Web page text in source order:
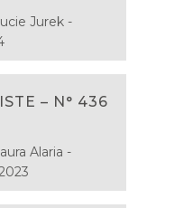
Jurek -
– N° 436
Alaria -